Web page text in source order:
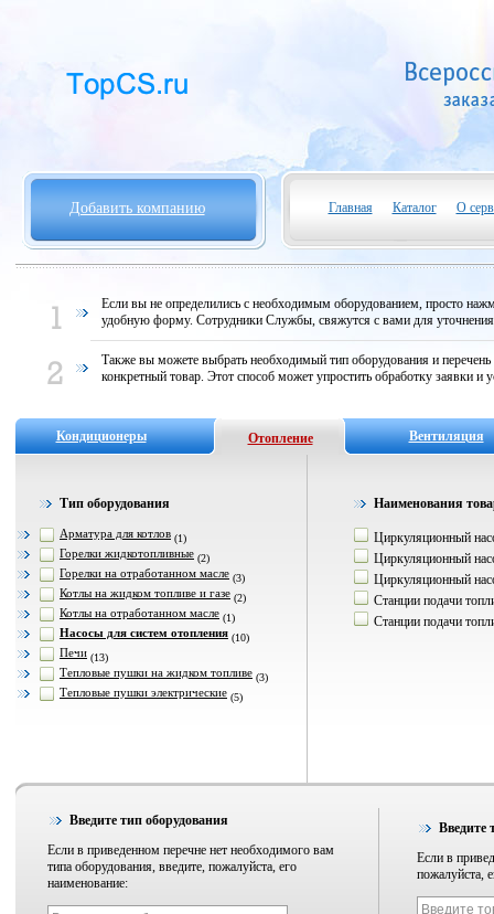
Добавить компанию Главная Каталог О
Если вы не определились с необходимым оборудованием, просто
удобную форму. Сотрудники Службы, свяжутся с вами для
Также вы можете выбрать необходимый тип оборудования и
конкретный товар. Этот способ может упростить обработку заявки и
Кондиционеры Отопление Вентиляция
Тип оборудования
Арматура для котлов (1)
Горелки жидкотопливные (2)
Горелки на отработанном масле (3)
Котлы на жидком топливе и газе (2)
Котлы на отработанном масле (1)
Насосы для систем отопления (10)
Печи (13)
Тепловые пушки на жидком топливе (3)
Тепловые пушки электрические (5)
Наименования
Циркуляционный
Циркуляционный
Циркуляционный
Станции подачи
Станции подачи
Введите тип оборудования
Если в приведенном перечне нет необходимого вам
типа оборудования, введите, пожалуйста, его
наименование:
Введите
Если в
пожалуйста,